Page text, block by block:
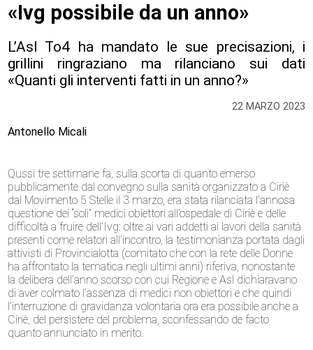
22 MARZO 2023
«Ivg possibile da un anno»
L’Asl To4 ha mandato le sue precisazioni, i
grillini ringraziano ma rilanciano sui dati
«Quanti gli interventi fatti in un anno?»
Antonello Micali
Qussi tre settimane fa, sulla scorta di quanto emerso
pubblicamente dal convegno sulla sanità organizzato a Ciriè
dal Movimento 5 Stelle il 3 marzo, era stata rilanciata l’annosa
questione dei “soli” medici obiettori all’ospedale di Ciriè e delle
difficoltà a fruire dell’Ivg: oltre ai vari addetti ai lavori della sanità
presenti come relatori all’incontro, la testimonianza portata dagli
attivisti di Provincialotta (comitato che con la rete delle Donne
ha affrontato la tematica negli ultimi anni) riferiva, nonostante
la delibera dell’anno scorso con cui Regione e Asl dichiaravano
di aver colmato l’assenza di medici non obiettori e che quindi
l’interruzione di gravidanza volontaria ora era possibile anche a
Ciriè, del persistere del problema, sconfessando de facto
quanto annunciato in merito.